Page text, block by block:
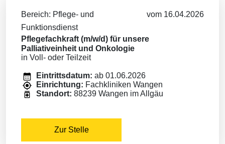
Bereich: Pflege- und
Funktionsdienst
vom 16.04.2026
Pflegefachkraft (m/w/d) für unsere
Palliativeinheit und Onkologie
in Voll- oder Teilzeit
Eintrittsdatum: ab 01.06.2026
Einrichtung: Fachkliniken Wangen
Standort: 88239 Wangen im Allgäu
Zur Stelle